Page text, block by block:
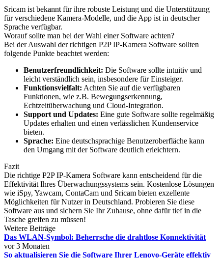
Sricam ist bekannt für ihre robuste Leistung und die Unterstützung
für verschiedene Kamera-Modelle, und die App ist in deutscher
Sprache verfügbar.
Worauf sollte man bei der Wahl einer Software achten?
Bei der Auswahl der richtigen P2P IP-Kamera Software sollten
folgende Punkte beachtet werden:
Benutzerfreundlichkeit: Die Software sollte intuitiv und
leicht verständlich sein, insbesondere für Einsteiger.
Funktionsvielfalt: Achten Sie auf die verfügbaren
Funktionen, wie z.B. Bewegungserkennung,
Echtzeitüberwachung und Cloud-Integration.
Support und Updates: Eine gute Software sollte regelmäßig
Updates erhalten und einen verlässlichen Kundenservice
bieten.
Sprache: Eine deutschsprachige Benutzeroberfläche kann
den Umgang mit der Software deutlich erleichtern.
Fazit
Die richtige P2P IP-Kamera Software kann entscheidend für die
Effektivität Ihres Überwachungssystems sein. Kostenlose Lösungen
wie iSpy, Yawcam, ContaCam und Sricam bieten exzellente
Möglichkeiten für Nutzer in Deutschland. Probieren Sie diese
Software aus und sichern Sie Ihr Zuhause, ohne dafür tief in die
Tasche greifen zu müssen!
Weitere Beiträge
Das WLAN-Symbol: Beherrsche die drahtlose Konnektivität
vor 3 Monaten
So aktualisieren Sie die Software Ihrer Lenovo-Geräte effektiv